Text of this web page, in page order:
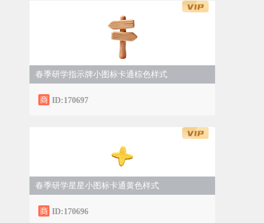
春季研学指示牌小图标卡通棕色样式
ID:170697
春季研学星星小图标卡通黄色样式
ID:170696